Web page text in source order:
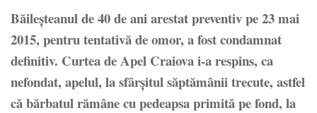
Băileşteanul de 40 de ani arestat preventiv pe 23 mai
2015, pentru tentativă de omor, a fost condamnat
definitiv. Curtea de Apel Craiova i-a respins, ca
nefondat, apelul, la sfârşitul săptămânii trecute, astfel
că bărbatul rămâne cu pedeapsa primită pe fond, la